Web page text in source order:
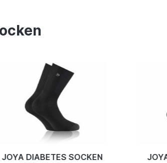
JOYA DIABETES SOCKEN